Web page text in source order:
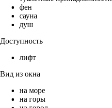
фен
сауна
душ
Доступность
лифт
Вид из окна
на море
на горы